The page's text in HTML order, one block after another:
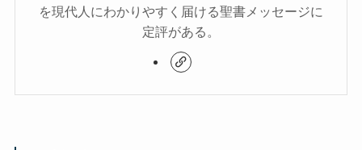
を現代人にわかりやすく届ける聖書メッセージに
定評がある。